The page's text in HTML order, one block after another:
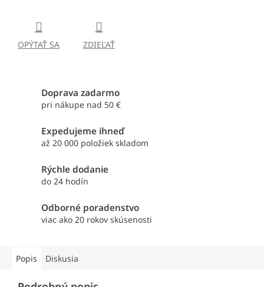
OPÝTAŤ SA ZDIEĽAŤ
Doprava zadarmo
pri nákupe nad 50 €
Expedujeme ihneď
až 20 000 položiek skladom
Rýchle dodanie
do 24 hodín
Odborné poradenstvo
viac ako 20 rokov skúsenosti
Popis Diskusia